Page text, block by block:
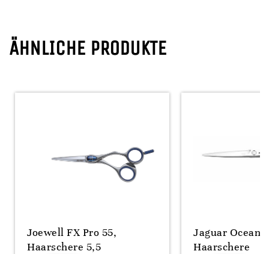
ÄHNLICHE PRODUKTE
Joewell FX Pro 55,
Haarschere 5,5
Jaguar Ocean
Haarschere